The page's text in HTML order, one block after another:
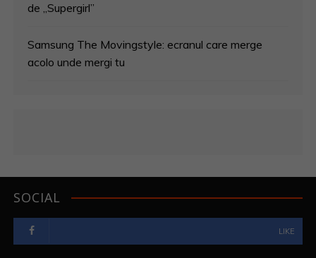
de „Supergirl”
Samsung The Movingstyle: ecranul care merge
acolo unde mergi tu
SOCIAL
LIKE